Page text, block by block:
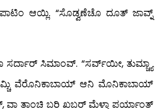
ಆಯ್ಲಿ. “ಸೊಡ್ವಣೆಚೊ ದೂತ್ ಜಾವ್ನ್
ಸರ್ದಾರ್ ಸಿಮಾಂವ್. “ಸರ್ವ್‍ಯೀ, ತುಮ್ಚ್ಯಾ
ವೆರೊನಿಕಾಬಾಯ್ ಆನಿ ಮೊನಿಕಾಬಾಯ್
ತಾಂಚಿ ಬರಿ ಖಬರ್ ಮೆಳ್ತಾ ಪರ್ಯಾಂತ್